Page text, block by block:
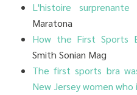
L'histoire
Maratona
How the First Sports
Smith Sonian Mag
The first sports bra
New Jersey women